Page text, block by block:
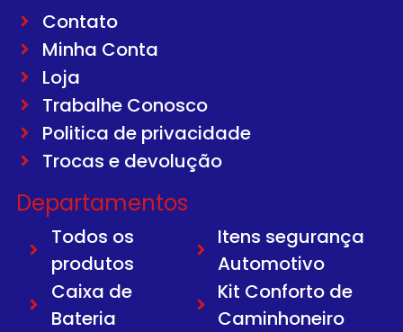
Contato
Minha Conta
Loja
Trabalhe Conosco
Politica de privacidade
Trocas e devolução
Departamentos
Todos os
produtos
Caixa de
Bateria
Itens segurança
Automotivo
Kit Conforto de
Caminhoneiro